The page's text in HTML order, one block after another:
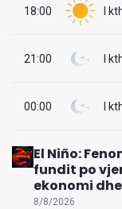
18:00 I
21:00 I
00:00 I
El Niño:
fundit po
ekonomi
8/8/2026